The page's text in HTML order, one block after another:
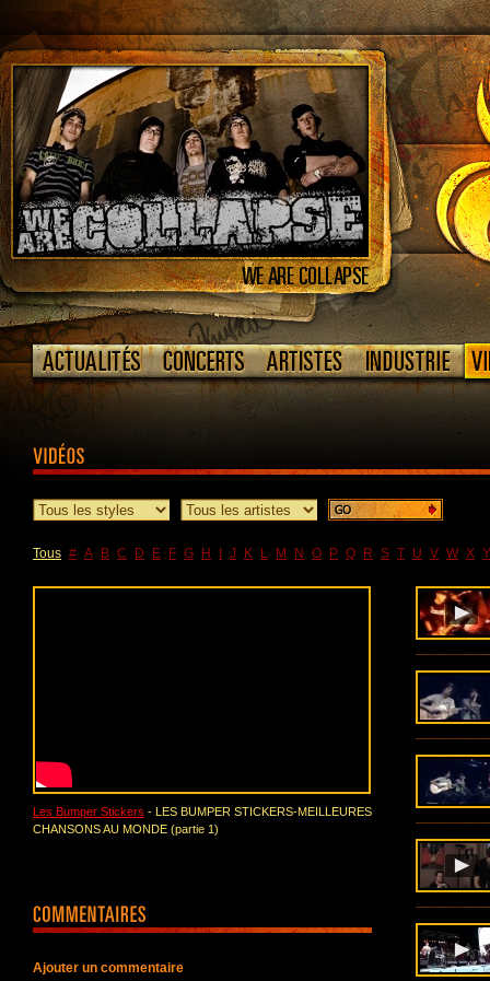
Tous # A B C D E F G H J K L M N O P Q R S T U V W X Y
Les Bumper Stickers - LES BUMPER STICKERS-MEILLEURES
CHANSONS AU MONDE (partie 1)
Ajouter un commentaire